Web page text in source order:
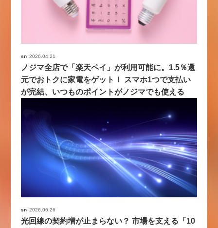
sn 2026.04.21
ノジマ全店で「楽天ペイ」が利用可能に。1.5％還
元でおトクに家電をゲット！ スマホ1つで支払い
が完結、いつものポイントがノジマでも使える
sn 2026.06.26
光回線の契約増が止まらない？ 市場を支える「10